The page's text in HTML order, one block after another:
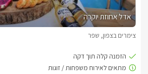
אדל אחוזת יוקרה
צימרים בצפון, שפר